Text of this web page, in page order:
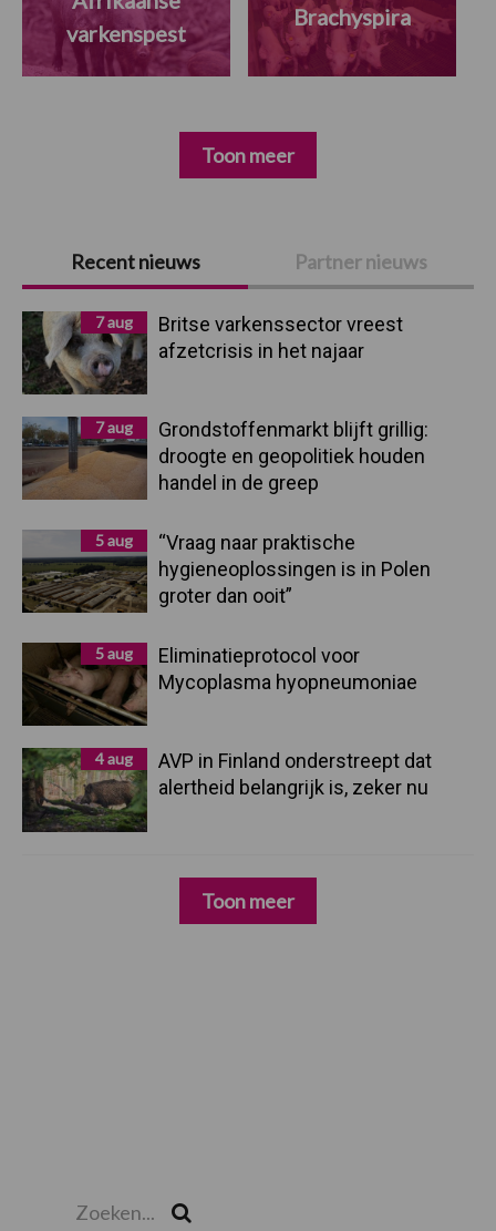
Primaire
Sidebar
Recent nieuws Partner nieuws
7 aug
Britse varkenssector vreest
afzetcrisis in het najaar
7 aug
Grondstoffenmarkt blijft grillig:
droogte en geopolitiek houden
handel in de greep
5 aug
“Vraag naar praktische
hygieneoplossingen is in Polen
groter dan ooit”
5 aug
Eliminatieprotocol voor
Mycoplasma hyopneumoniae
4 aug
AVP in Finland onderstreept dat
alertheid belangrijk is, zeker nu
Toon meer
varkenspest
Brachyspira
Toon meer